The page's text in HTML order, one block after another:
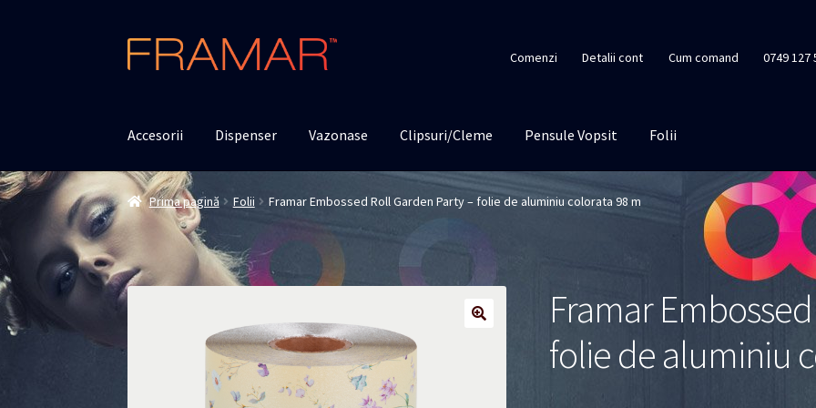
Sari
la
Sari
la
Comenzi Detalii cont Cum comand 0749 127
Accesorii Dispenser Vazonase Clipsuri/Cleme Pensule Vopsit Folii
Prima pagină Folii Framar Embossed Roll Garden Party – folie de aluminiu colorata 98 m
Framar
folie de aluminiu